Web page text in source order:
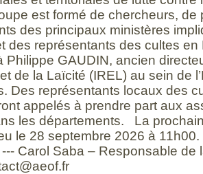
est formé de chercheurs, de
des principaux ministères
des représentants des cultes
Philippe GAUDIN, ancien
de la Laïcité (IREL) au sein de
Des représentants locaux des
appelés à prendre part aux
les départements. La
le 28 septembre 2026 à
Carol Saba – Responsable de